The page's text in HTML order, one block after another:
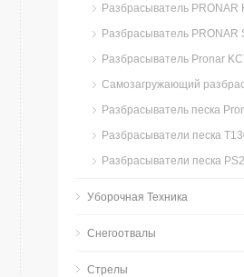
Разбрасыватель PRONAR
Разбрасыватель PRONAR
Разбрасыватель Pronar
Самозагружающий
Разбрасыватель песка
Разбрасыватели песка
Разбрасыватели песка
Уборочная Техника
Снегоотвалы
Стрелы